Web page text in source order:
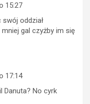
15:27
oddział
gal czyżby im się
17:14
Danuta? No cyrk